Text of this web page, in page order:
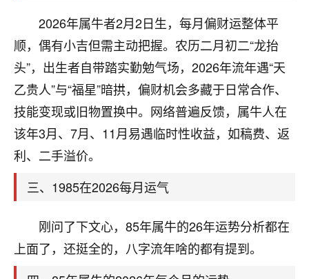
2026年属牛者2月2日生，每月偏财运整体平
顺，偶有小吉但需主动把握。农历二月初二“龙抬
头”，出生者自带踏实勤勉气场，2026年流年遇“天
乙贵人”与“福星”暗拱，偏财机会多藏于日常合作、
技能变现或旧物置换中。网络普遍反馈，属牛人在
该年3月、7月、11月易遇临时性收益，如稿费、返
利、二手溢价。
三、1985在2026每月运气
刚问了下文心，85年属牛的26年运势分析都在
上面了，还挺全的，八字流年啥的都有提到。
卦，认识老师3年了，都是缘分啊！
17分钟前 来自湖北 19
心若莲花
我是做餐饮的，这两年，生意屡屡受挫，店开一家关
一家，要么生意不好，生意好的就出事。前些年攒的
家底快败光了，真是倒霉！我也想找人看看到底怎么
回事？
啊！
是我从找店开始都是找慧来老师跟进的，选
址、风水、还有开业日子，哪哪都看了，虽然
大环境不好，但是我家生意还可以，前几天又
刚找老师做了补财库，希望财运更好一点！